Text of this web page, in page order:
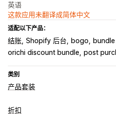
英语
这款应用未翻译成简体中文
适配以下产品：
结账 Shopify 后台 bogo
orichi discount bundle post
类别
产品套装
套装类型
折扣